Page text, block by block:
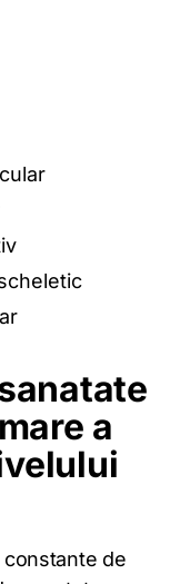
a
de